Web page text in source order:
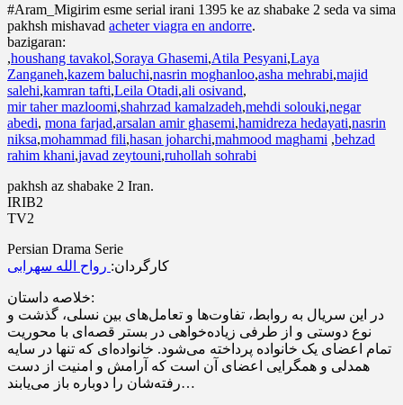
#Aram_Migirim esme serial irani 1395 ke az shabake 2 seda va sima
pakhsh mishavad acheter viagra en andorre.
bazigaran:
,houshang tavakol,Soraya Ghasemi,Atila Pesyani,Laya
Zanganeh,kazem baluchi,nasrin moghanloo,asha mehrabi,majid
salehi,kamran tafti,Leila Otadi,ali osivand,
mir taher mazloomi,shahrzad kamalzadeh,mehdi solouki,negar
abedi, mona farjad,arsalan amir ghasemi,hamidreza hedayati,nasrin
niksa,mohammad fili,hasan joharchi,mahmood maghami ,behzad
rahim khani,javad zeytouni,ruhollah sohrabi
pakhsh az shabake 2 Iran.
IRIB2
TV2
Persian Drama Serie
کارگردان: رواح الله سهرابی
خلاصه داستان:
در این سریال به روابط، تفاوت‌ها و تعامل‌های بین نسلی، گذشت و
نوع دوستی و از طرفی زیاده‌خواهی در بستر قصه‌ای با محوریت
تمام اعضای یک خانواده پرداخته می‌شود. خانواده‌ای که تنها در سایه
همدلی و همگرایی اعضای آن است که آرامش و امنیت از دست
رفته‌شان را دوباره باز می‌یابند…